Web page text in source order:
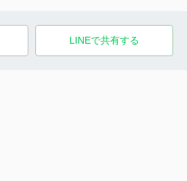
LINEで共有する